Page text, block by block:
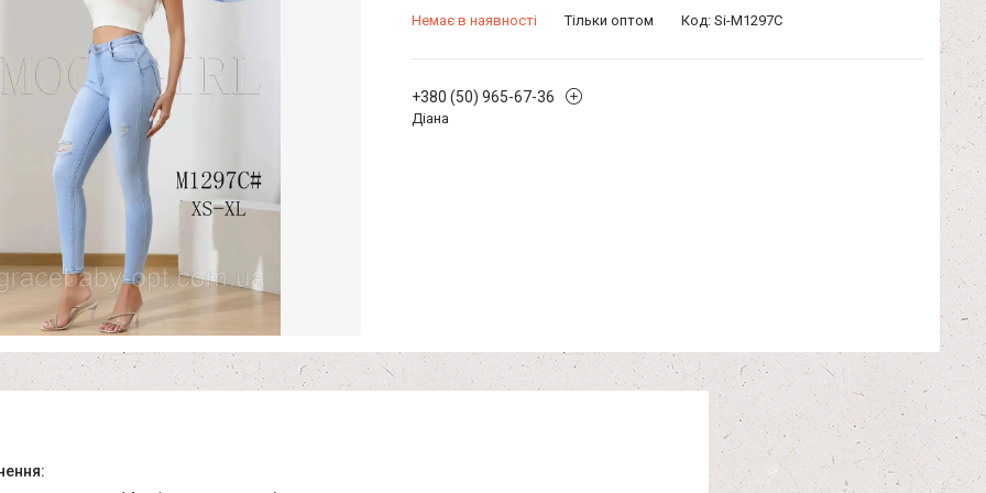
Немає в наявності Тільки оптом Код: Si-М1297С
+380 (50) 965-67-36
Діана